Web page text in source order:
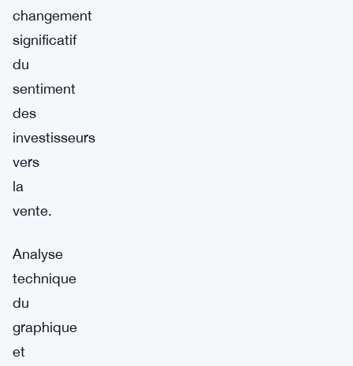
changement
significatif
du
sentiment
des
investisseurs
vers
la
vente.
Analyse
technique
du
graphique
et